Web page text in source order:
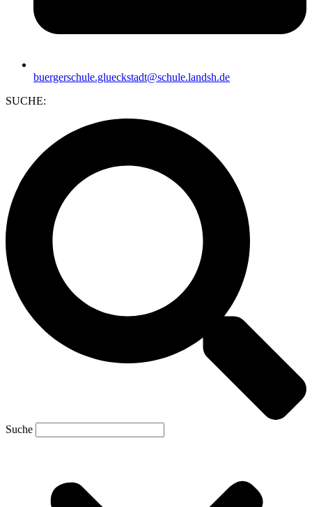
buergerschule.glueckstadt@schule.landsh.de
SUCHE:
Suche